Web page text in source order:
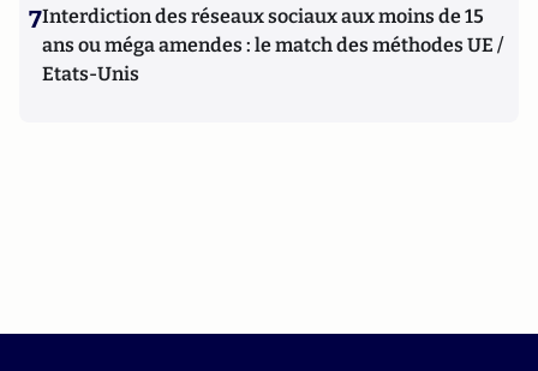
7Interdiction des réseaux sociaux aux moins de 15
ans ou méga amendes : le match des méthodes UE /
Etats-Unis